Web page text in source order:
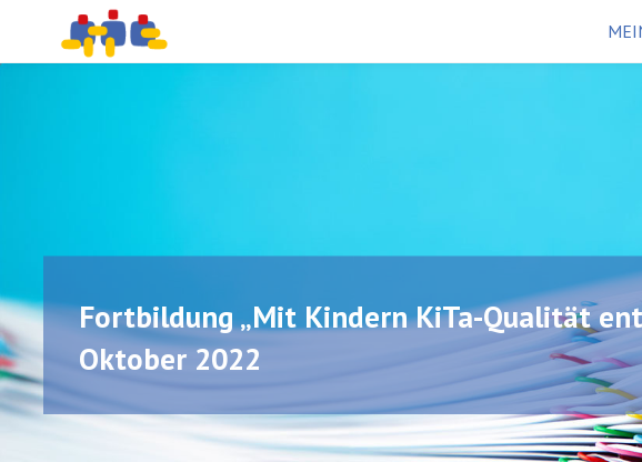
Fortbildung „Mit Kindern KiTa-Qualität
Oktober 2022